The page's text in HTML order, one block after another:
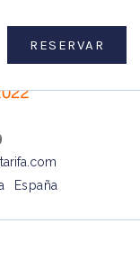
RESERVAR
España